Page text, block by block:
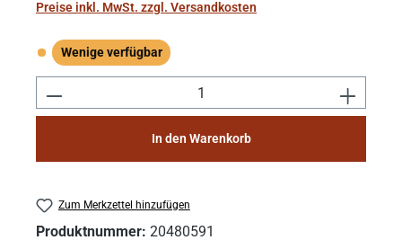
Preise inkl. MwSt. zzgl. Versandkosten
Wenige verfügbar
Wenige verfügbar
Produkt Anzahl: Gib den gewünschten
In den Warenkorb
Zum Merkzettel hinzufügen
Produktnummer: 20480591